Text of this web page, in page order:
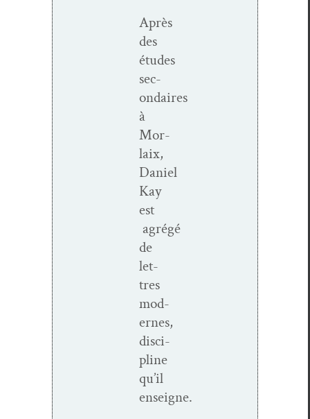
Après
des
études
sec­
ondaires
à
Mor­
laix,
Daniel
Kay
est
agrégé
de
let­
tres
mod­
ernes,
dis­ci­
pline
qu’il
enseigne.